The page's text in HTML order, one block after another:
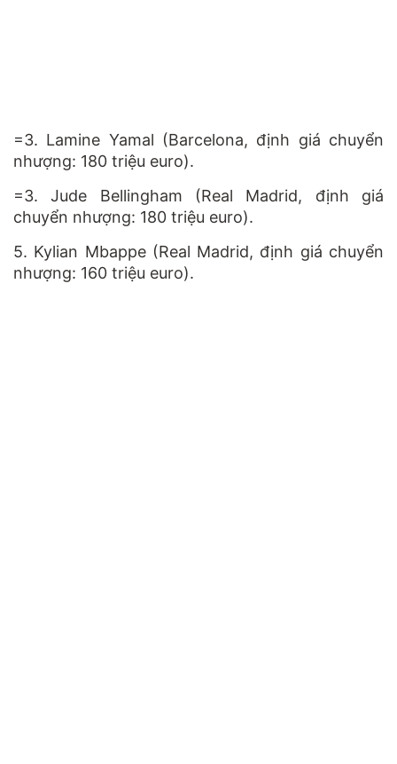
=3. Lamine Yamal (Barcelona, định giá chuyển
nhượng: 180 triệu euro).
=3. Jude Bellingham (Real Madrid, định giá
chuyển nhượng: 180 triệu euro).
5. Kylian Mbappe (Real Madrid, định giá chuyển
nhượng: 160 triệu euro).